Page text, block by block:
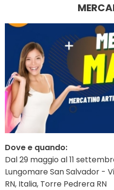
Dove e quando:
Dal 29 maggio al 11
Lungomare San Salvador -
RN, Italia, Torre Pedrera RN